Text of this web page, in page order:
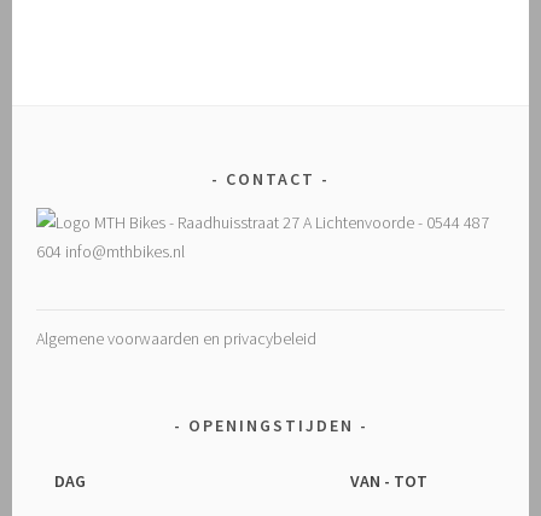
CONTACT
Algemene voorwaarden en privacybeleid
OPENINGSTIJDEN
DAG VAN - TOT